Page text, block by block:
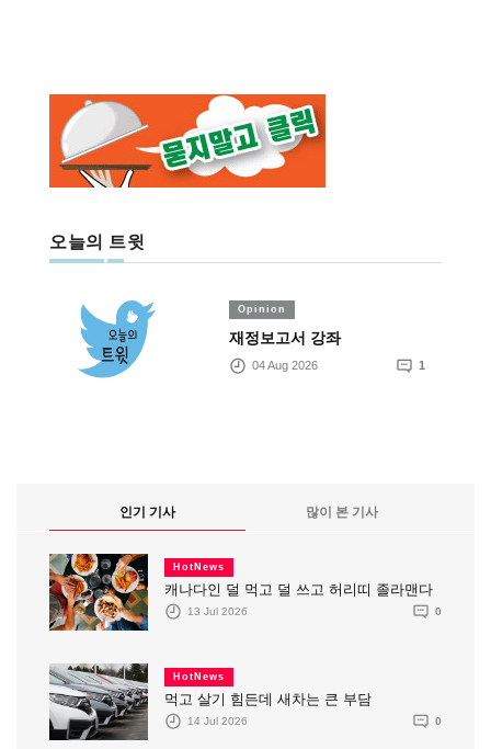
오늘의 트윗
Opinion
재정보고서 강좌
04 Aug 2026 1
인기 기사 많이 본 기사
HotNews
캐나다인 덜 먹고 덜 쓰고 허리띠 졸라맨다
13 Jul 2026 0
HotNews
먹고 살기 힘든데 새차는 큰 부담
14 Jul 2026 0